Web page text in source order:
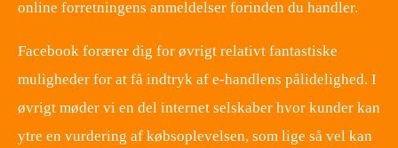
online forretningens anmeldelser forinden du handler.
Facebook forærer dig for øvrigt relativt fantastiske
muligheder for at få indtryk af e-handlens pålidelighed. I
øvrigt møder vi en del internet selskaber hvor kunder kan
ytre en vurdering af købsoplevelsen, som lige så vel kan